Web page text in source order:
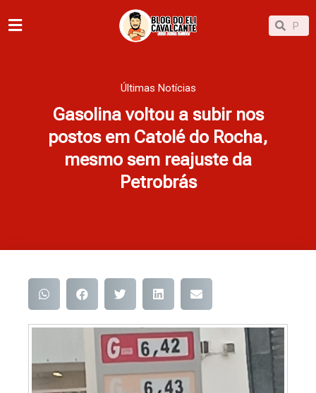
para
Pesquisar
Últimas Notícias
Gasolina voltou a subir nos
postos em Catolé do Rocha,
mesmo sem reajuste da
Petrobrás